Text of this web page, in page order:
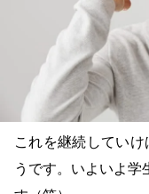
これを継続してい
うです。いよいよ学